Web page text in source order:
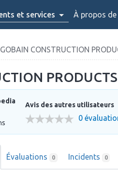
et services À propos de
CONSTRUCTION
Avis des autres utilisateurs
0
Évaluations 0 Incidents 0